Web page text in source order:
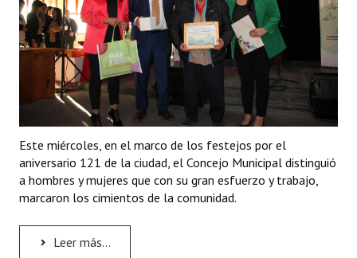
Programas
LEGISLACIÓN
Constitución Nacional
Constitución Provincial
Carta Orgánica 2007
Reglamento Interno
Organigrama
Este miércoles, en el marco de los festejos por el
aniversario 121 de la ciudad, el Concejo Municipal distinguió
a hombres y mujeres que con su gran esfuerzo y trabajo,
marcaron los cimientos de la comunidad.
Leer más...